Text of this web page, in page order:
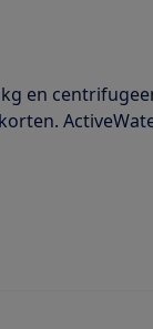
en